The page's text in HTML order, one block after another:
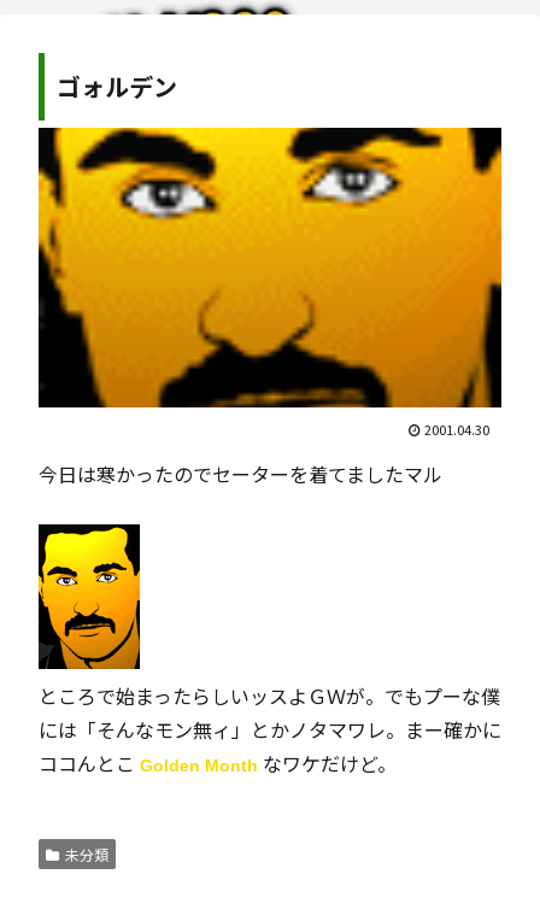
ゴォルデン
2001.04.30
今日は寒かったのでセーターを着てましたマル
ところで始まったらしいッスよＧＷが。でもプーな僕
には「そんなモン無ィ」とかノタマワレ。まー確かに
ココんとこ Golden Month なワケだけど。
未分類